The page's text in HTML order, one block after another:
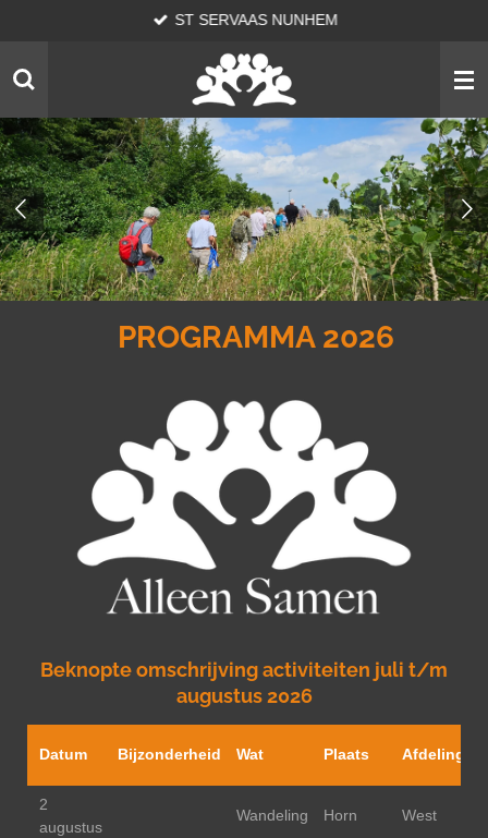
naar
hoofdinhoud
ST SERVAAS NUNHEM
PROGRAMMA 2026
Beknopte omschrijving activiteiten juli t/m
augustus 2026
Datum Bijzonderheid Wat Plaats Afdeling
2
augustus
Wandeling Horn West